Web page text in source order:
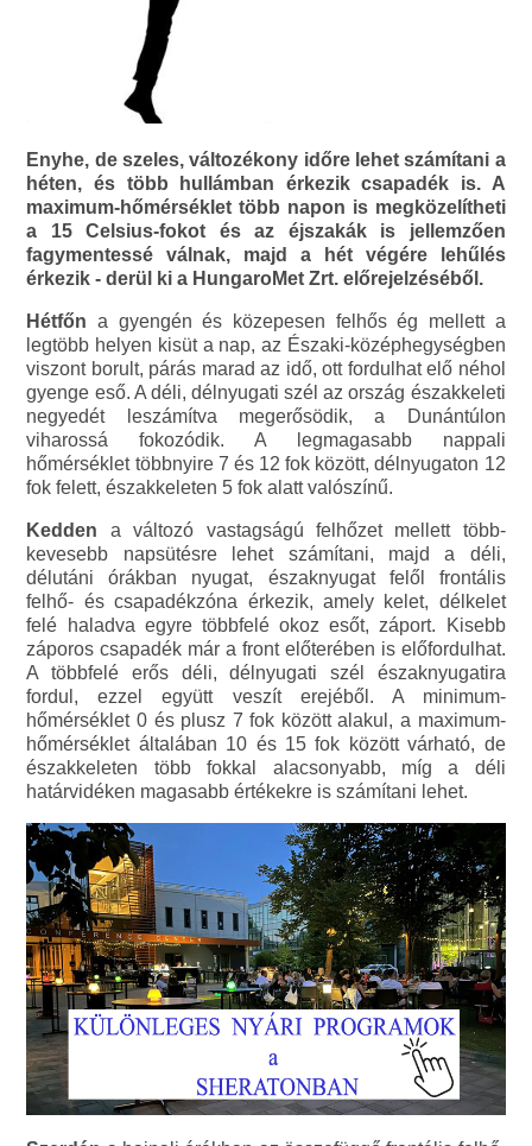
Enyhe, de szeles, változékony időre lehet számítani a
héten, és több hullámban érkezik csapadék is. A
maximum-hőmérséklet több napon is megközelítheti
a 15 Celsius-fokot és az éjszakák is jellemzően
fagymentessé válnak, majd a hét végére lehűlés
érkezik - derül ki a HungaroMet Zrt. előrejelzéséből.
Hétfőn a gyengén és közepesen felhős ég mellett a
legtöbb helyen kisüt a nap, az Északi-középhegységben
viszont borult, párás marad az idő, ott fordulhat elő néhol
gyenge eső. A déli, délnyugati szél az ország északkeleti
negyedét leszámítva megerősödik, a Dunántúlon
viharossá fokozódik. A legmagasabb nappali
hőmérséklet többnyire 7 és 12 fok között, délnyugaton 12
fok felett, északkeleten 5 fok alatt valószínű.
Kedden a változó vastagságú felhőzet mellett több-
kevesebb napsütésre lehet számítani, majd a déli,
délutáni órákban nyugat, északnyugat felől frontális
felhő- és csapadékzóna érkezik, amely kelet, délkelet
felé haladva egyre többfelé okoz esőt, záport. Kisebb
záporos csapadék már a front előterében is előfordulhat.
A többfelé erős déli, délnyugati szél északnyugatira
fordul, ezzel együtt veszít erejéből. A minimum-
hőmérséklet 0 és plusz 7 fok között alakul, a maximum-
hőmérséklet általában 10 és 15 fok között várható, de
északkeleten több fokkal alacsonyabb, míg a déli
határvidéken magasabb értékekre is számítani lehet.